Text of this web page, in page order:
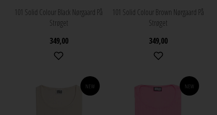
101 Solid Colour Black Nørgaard På
Strøget
349,00
101 Solid Colour Brown Nørgaard På
Strøget
349,00
NEW NEW